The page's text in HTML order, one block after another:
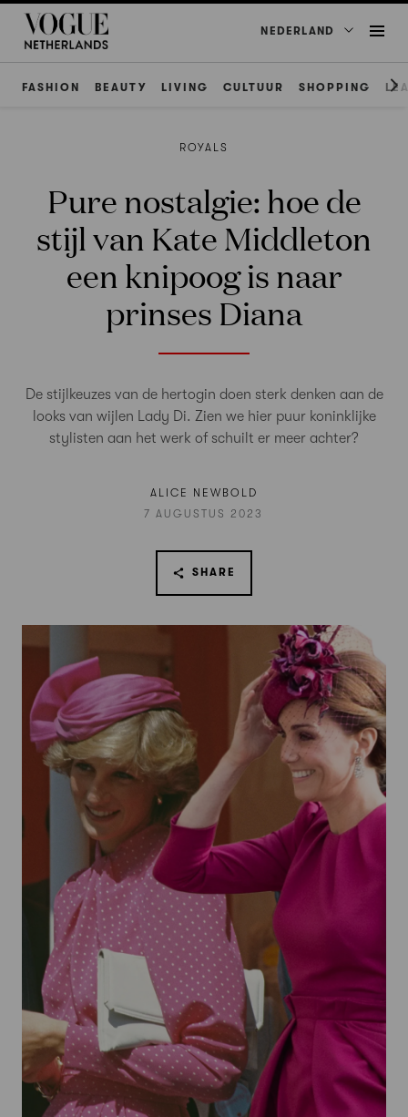
NEDERLAND
FASHION BEAUTY LIVING CULTUUR SHOPPING
ROYALS
Pure nostalgie: hoe de
stijl van Kate Middleton
een knipoog is naar
prinses Diana
De stijlkeuzes van de hertogin doen sterk denken aan de
looks van wijlen Lady Di. Zien we hier puur koninklijke
stylisten aan het werk of schuilt er meer achter?
ALICE NEWBOLD
7 AUGUSTUS 2023
SHARE